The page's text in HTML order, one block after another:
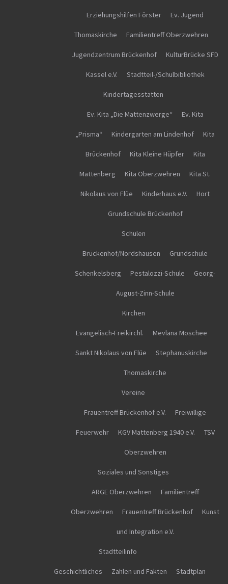
Erziehungshilfen Förster Ev. Jugend
Thomaskirche Familientreff Oberzwehren
Jugendzentrum Brückenhof KulturBrücke SFD
Kassel e.V. Stadtteil-/Schulbibliothek
Kindertagesstätten
Ev. Kita „Die Mattenzwerge“ Ev. Kita
„Prisma“ Kindergarten am Lindenhof Kita
Brückenhof Kita Kleine Hüpfer Kita
Mattenberg Kita Oberzwehren Kita St.
Nikolaus von Flüe Kinderhaus e.V. Hort
Grundschule Brückenhof
Schulen
Brückenhof/Nordshausen Grundschule
Schenkelsberg Pestalozzi-Schule Georg-
August-Zinn-Schule
Kirchen
Evangelisch-Freikirchl. Mevlana Moschee
Sankt Nikolaus von Flüe Stephanuskirche
Thomaskirche
Vereine
Frauentreff Brückenhof e.V. Freiwillige
Feuerwehr KGV Mattenberg 1940 e.V. TSV
Oberzwehren
Soziales und Sonstiges
ARGE Oberzwehren Familientreff
Oberzwehren Frauentreff Brückenhof Kunst
und Integration e.V.
Stadtteilinfo
Geschichtliches Zahlen und Fakten Stadtplan